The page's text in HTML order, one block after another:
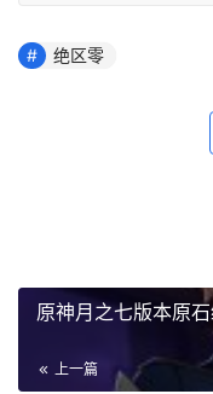
绝区零
原神月之七版本原
上一篇